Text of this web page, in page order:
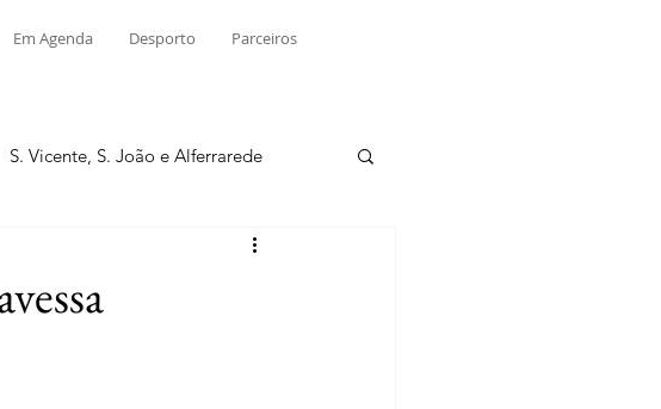
Em Agenda Desporto Parceiros
S. Vicente, S. João e Alferrarede